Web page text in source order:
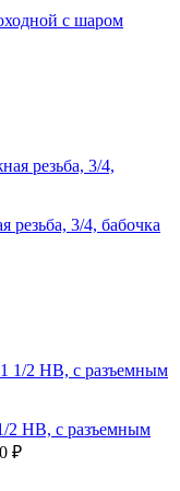
с шаром
3/4, бабочка
2 НВ, с разъемным
₽